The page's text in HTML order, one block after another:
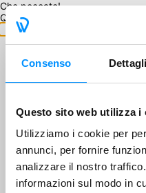
Consenso Dettagli
Questo sito web utilizza i
Utilizziamo i cookie per
annunci, per fornire
analizzare il nostro
informazioni sul modo in
Che peccato!
Questo GA non è disponibile.